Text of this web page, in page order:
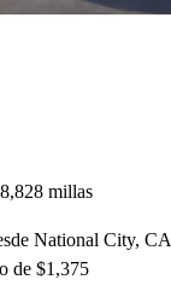
millas
National City, CA
de $1,375